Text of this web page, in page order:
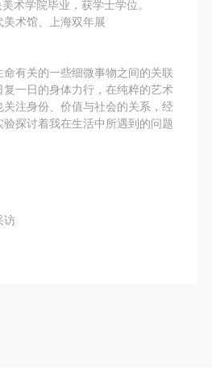
术学院毕业，获学士学位。
术馆、上海双年展
有关的一些细微事物之间的关联
一日的身体力行，在纯粹的艺术
注身份、价值与社会的关系，经
探讨着我在生活中所遇到的问题
访
得违反相关法律法规规定。
方签字（盖章）、勾选之日
档和电子档，纸质档—式二
均具有同等法律效力。
的家属沟通，取得家属同
得违反相关法律法规规定。
方签字（盖章）、勾选之日
档和电子档，纸质档—式二
均具有同等法律效力。
的家属沟通，取得家属同
得违反相关法律法规规定。
方签字（盖章）、勾选之日
档和电子档，纸质档—式二
均具有同等法律效力。
的家属沟通，取得家属同